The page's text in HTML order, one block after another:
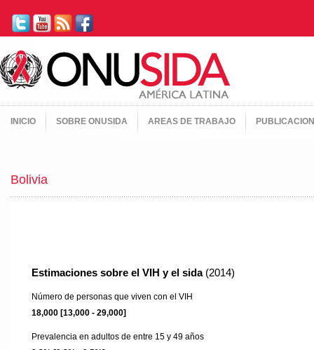
INICIO SOBRE ONUSIDA AREAS DE TRABAJO
Bolivia